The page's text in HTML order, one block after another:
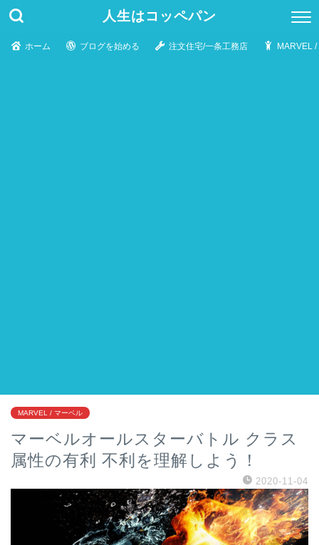
人生はコッペパン
ホーム ブログを始める 注文住宅/一条工務店 MARVEL
MARVEL / マーベル
マーベルオールスターバトル クラス
属性の有利 不利を理解しよう！
2020-11-04